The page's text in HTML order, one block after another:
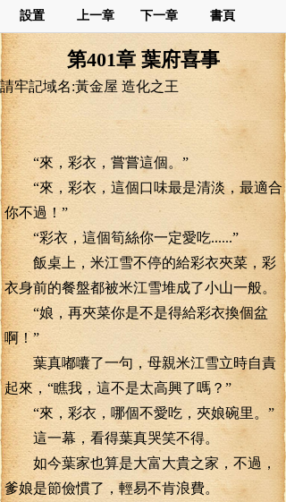
設置 上一章 下一章 書頁
第401章 葉府喜事
請牢記域名:黃金屋 造化之王
“來，彩衣，嘗嘗這個。”
“來，彩衣，這個口味最是清淡，最適合
你不過！”
“彩衣，這個筍絲你一定愛吃......”
飯桌上，米江雪不停的給彩衣夾菜，彩
衣身前的餐盤都被米江雪堆成了小山一般。
“娘，再夾菜你是不是得給彩衣換個盆
啊！”
葉真嘟囔了一句，母親米江雪立時自責
起來，“瞧我，這不是太高興了嗎？”
“來，彩衣，哪個不愛吃，夾娘碗里。”
這一幕，看得葉真哭笑不得。
如今葉家也算是大富大貴之家，不過，
爹娘是節儉慣了，輕易不肯浪費。